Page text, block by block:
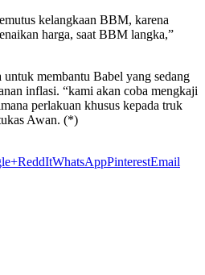
kelangkaan BBM, karena
harga, saat BBM langka,”
membantu Babel yang sedang
inflasi. “kami akan coba mengkaji
perlakuan khusus kepada truk
Awan. (*)
ReddItWhatsAppPinterestEmail